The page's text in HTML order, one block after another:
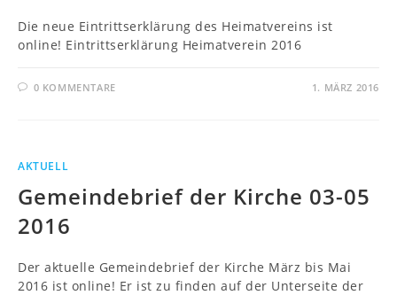
Die neue Eintrittserklärung des Heimatvereins ist
online! Eintrittserklärung Heimatverein 2016
0 KOMMENTARE 1. MÄRZ 2016
AKTUELL
Gemeindebrief der Kirche 03-05
2016
Der aktuelle Gemeindebrief der Kirche März bis Mai
2016 ist online! Er ist zu finden auf der Unterseite der